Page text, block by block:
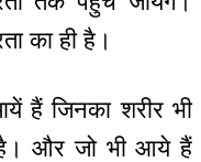
का ही है।
हैं जिनका शरीर भी
है। और जो भी आये हैं